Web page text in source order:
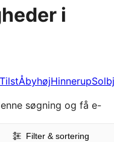
i
TilstÅbyhøjHinnerup
søgning og få e-
Filter & sortering